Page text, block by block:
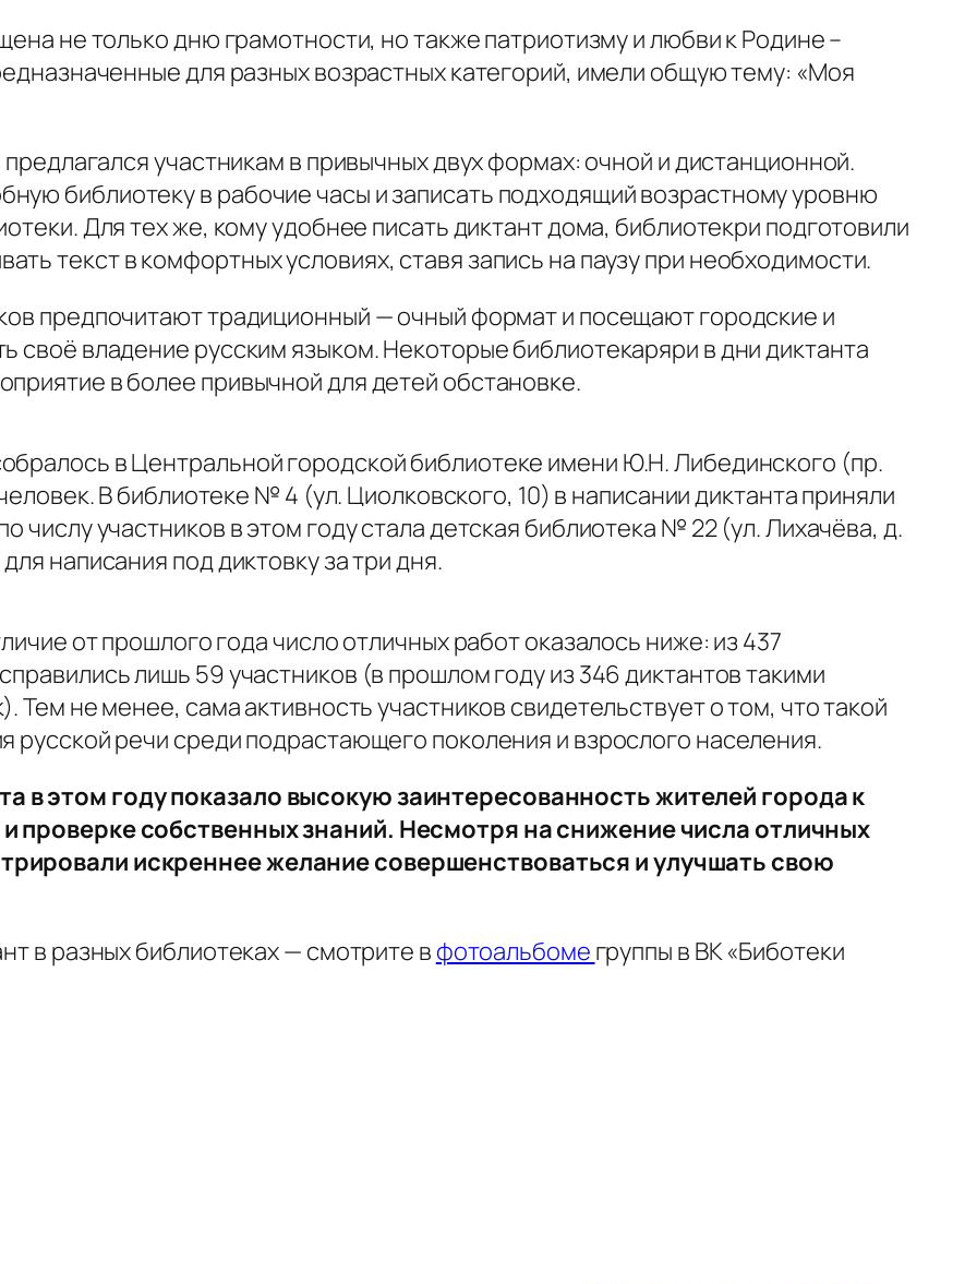
не только дню грамотности, но также патриотизму и любви к Родине –
для разных возрастных категорий, имели общую тему: «Моя
участникам в привычных двух формах: очной и дистанционной.
библиотеку в рабочие часы и записать подходящий возрастному уровню
Для тех же, кому удобнее писать диктант дома, библиотекри подготовили
текст в комфортных условиях, ставя запись на паузу при необходимости.
предпочитают традиционный — очный формат и посещают городские и
своё владение русским языком. Некоторые библиотекаряри в дни диктанта
в более привычной для детей обстановке.
в Центральной городской библиотеке имени Ю.Н. Либединского (пр.
В библиотеке № 4 (ул. Циолковского, 10) в написании диктанта приняли
числу участников в этом году стала детская библиотека № 22 (ул. Лихачёва, д.
написания под диктовку за три дня.
от прошлого года число отличных работ оказалось ниже: из 437
лишь 59 участников (в прошлом году из 346 диктантов такими
Тем не менее, сама активность участников свидетельствует о том, что такой
русской речи среди подрастающего поколения и взрослого населения.
в этом году показало высокую заинтересованность жителей города к
проверке собственных знаний. Несмотря на снижение числа отличных
искреннее желание совершенствоваться и улучшать свою
в разных библиотеках — смотрите в фотоальбоме группы в ВК «Биботеки